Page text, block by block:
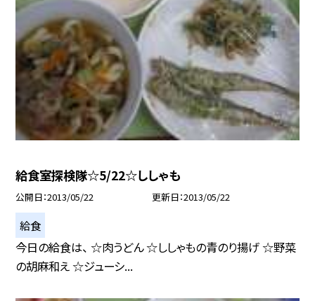
給食室探検隊☆5/22☆ししゃも
公開日 2013/05/22 更新日 2013/05/22
給食
今日の給食は、 ☆肉うどん ☆ししゃもの青のり揚げ ☆野菜
の胡麻和え ☆ジューシ...